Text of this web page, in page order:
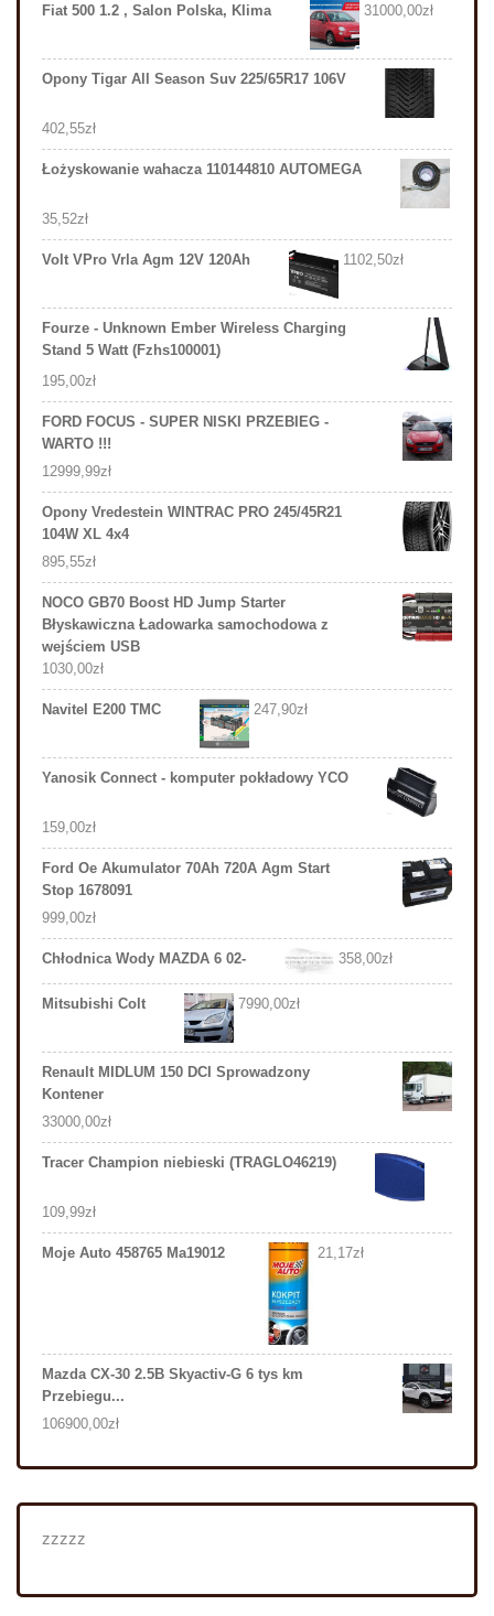
Fiat 500 1.2 , Salon Polska, Klima 31000,00zł
Opony Tigar All Season Suv 225/65R17 106V
402,55zł
Łożyskowanie wahacza 110144810 AUTOMEGA
35,52zł
Volt VPro Vrla Agm 12V 120Ah 1102,50zł
Fourze - Unknown Ember Wireless Charging
Stand 5 Watt (Fzhs100001)
195,00zł
FORD FOCUS - SUPER NISKI PRZEBIEG -
WARTO !!!
12999,99zł
Opony Vredestein WINTRAC PRO 245/45R21
104W XL 4x4
895,55zł
NOCO GB70 Boost HD Jump Starter
Błyskawiczna Ładowarka samochodowa z
wejściem USB
1030,00zł
Navitel E200 TMC 247,90zł
Yanosik Connect - komputer pokładowy YCO
159,00zł
Ford Oe Akumulator 70Ah 720A Agm Start
Stop 1678091
999,00zł
Chłodnica Wody MAZDA 6 02- 358,00zł
Mitsubishi Colt 7990,00zł
Renault MIDLUM 150 DCI Sprowadzony
Kontener
33000,00zł
Tracer Champion niebieski (TRAGLO46219)
109,99zł
Moje Auto 458765 Ma19012 21,17zł
Mazda CX-30 2.5B Skyactiv-G 6 tys km
Przebiegu...
106900,00zł
zzzzz